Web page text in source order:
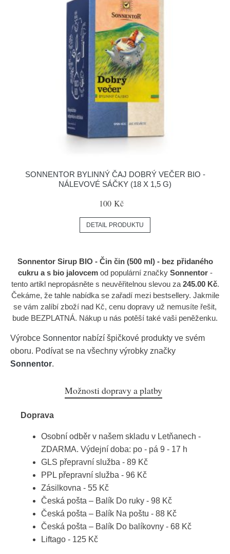
SONNENTOR BYLINNÝ ČAJ DOBRÝ VEČER BIO -
NÁLEVOVÉ SÁČKY (18 X 1,5 G)
100 Kč
DETAIL PRODUKTU
Sonnentor Sirup BIO - Čin čin (500 ml) - bez přidaného
cukru a s bio jalovcemod populární značky Sonnentor-
tento artikl nepropásněte s neuvěřitelnou slevou za 245.00 Kč.
Čekáme, že tahle nabídka se zařadí mezi bestsellery. Jakmile
se vám zalíbí zboží nad Kč, cenu dopravy už nemusíte řešit,
bude BEZPLATNÁ. Nákup u nás potěší také vaši peněženku.
Výrobce Sonnentor nabízí špičkové produkty ve svém
oboru. Podívat se na všechny výrobky značky
Sonnentor.
Možnosti dopravy a platby
Doprava
Osobní odběr v našem skladu v Letňanech -
ZDARMA. Výdejní doba: po - pá 9 - 17 h
GLS přepravní služba - 89 Kč
PPL přepravní služba - 96 Kč
Zásilkovna - 55 Kč
Česká pošta – Balík Do ruky - 98 Kč
Česká pošta – Balík Na poštu - 88 Kč
Česká pošta – Balík Do balíkovny - 68 Kč
Liftago - 125 Kč